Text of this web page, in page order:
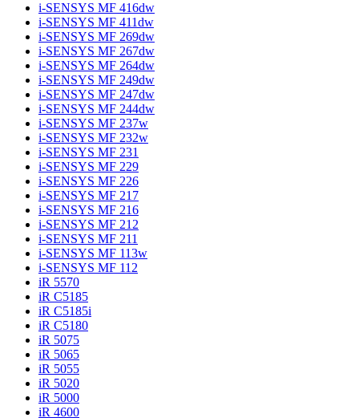
i-SENSYS MF 416dw
i-SENSYS MF 411dw
i-SENSYS MF 269dw
i-SENSYS MF 267dw
i-SENSYS MF 264dw
i-SENSYS MF 249dw
i-SENSYS MF 247dw
i-SENSYS MF 244dw
i-SENSYS MF 237w
i-SENSYS MF 232w
i-SENSYS MF 231
i-SENSYS MF 229
i-SENSYS MF 226
i-SENSYS MF 217
i-SENSYS MF 216
i-SENSYS MF 212
i-SENSYS MF 211
i-SENSYS MF 113w
i-SENSYS MF 112
iR 5570
iR C5185
iR C5185i
iR C5180
iR 5075
iR 5065
iR 5055
iR 5020
iR 5000
iR 4600